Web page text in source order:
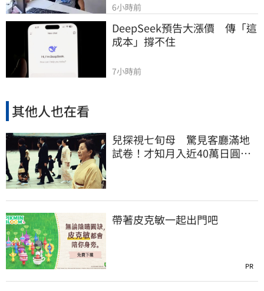
6小時前
DeepSeek預告大漲價　傳「這
成本」撐不住
7小時前
其他人也在看
兒探視七旬母 驚見客廳滿地
試卷！才知月入近40萬日圓
帶著皮克敏一起出門吧
PR